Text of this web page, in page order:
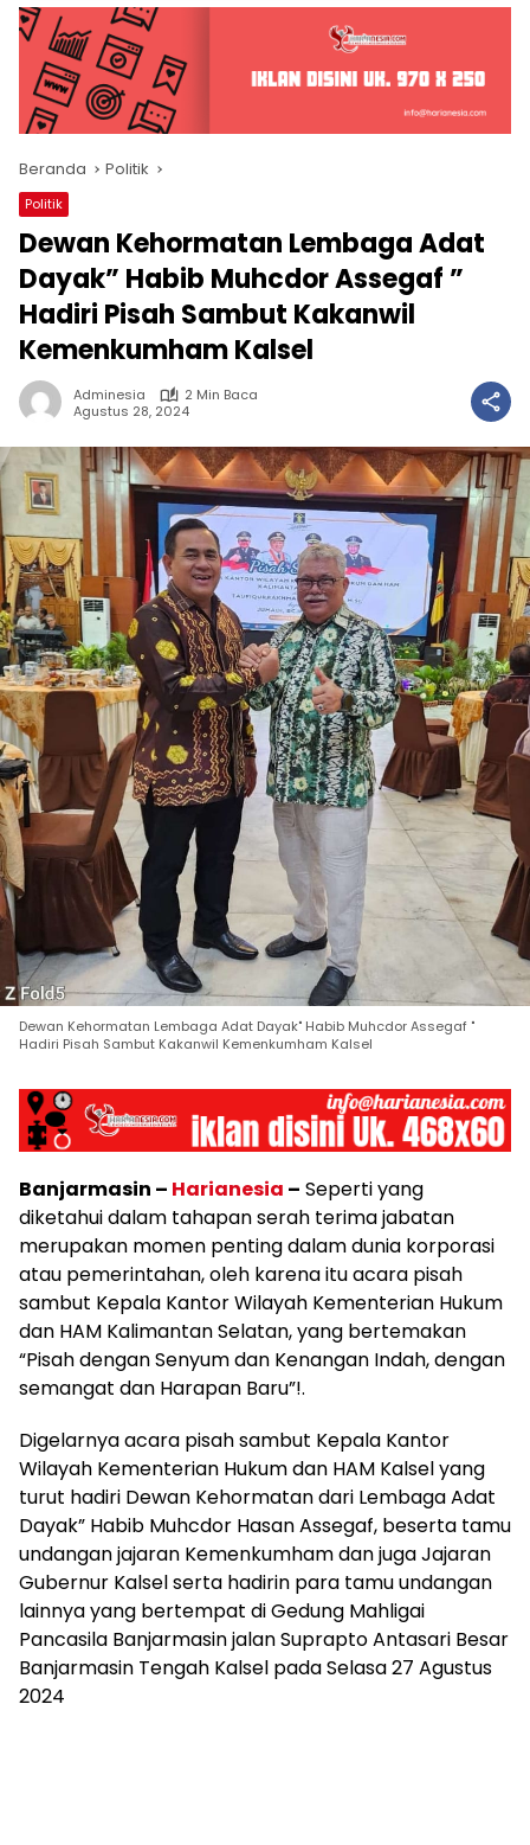
Beranda Politik
Politik
Dewan Kehormatan Lembaga Adat
Dayak” Habib Muhcdor Assegaf ”
Hadiri Pisah Sambut Kakanwil
Kemenkumham Kalsel
Adminesia
2 Min Baca
Agustus 28, 2024
Dewan Kehormatan Lembaga Adat Dayak" Habib Muhcdor Assegaf "
Hadiri Pisah Sambut Kakanwil Kemenkumham Kalsel
Banjarmasin – Harianesia – Seperti yang
diketahui dalam tahapan serah terima jabatan
merupakan momen penting dalam dunia korporasi
atau pemerintahan, oleh karena itu acara pisah
sambut Kepala Kantor Wilayah Kementerian Hukum
dan HAM Kalimantan Selatan, yang bertemakan
“Pisah dengan Senyum dan Kenangan Indah, dengan
semangat dan Harapan Baru”!.
Digelarnya acara pisah sambut Kepala Kantor
Wilayah Kementerian Hukum dan HAM Kalsel yang
turut hadiri Dewan Kehormatan dari Lembaga Adat
Dayak” Habib Muhcdor Hasan Assegaf, beserta tamu
undangan jajaran Kemenkumham dan juga Jajaran
Gubernur Kalsel serta hadirin para tamu undangan
lainnya yang bertempat di Gedung Mahligai
Pancasila Banjarmasin jalan Suprapto Antasari Besar
Banjarmasin Tengah Kalsel pada Selasa 27 Agustus
2024